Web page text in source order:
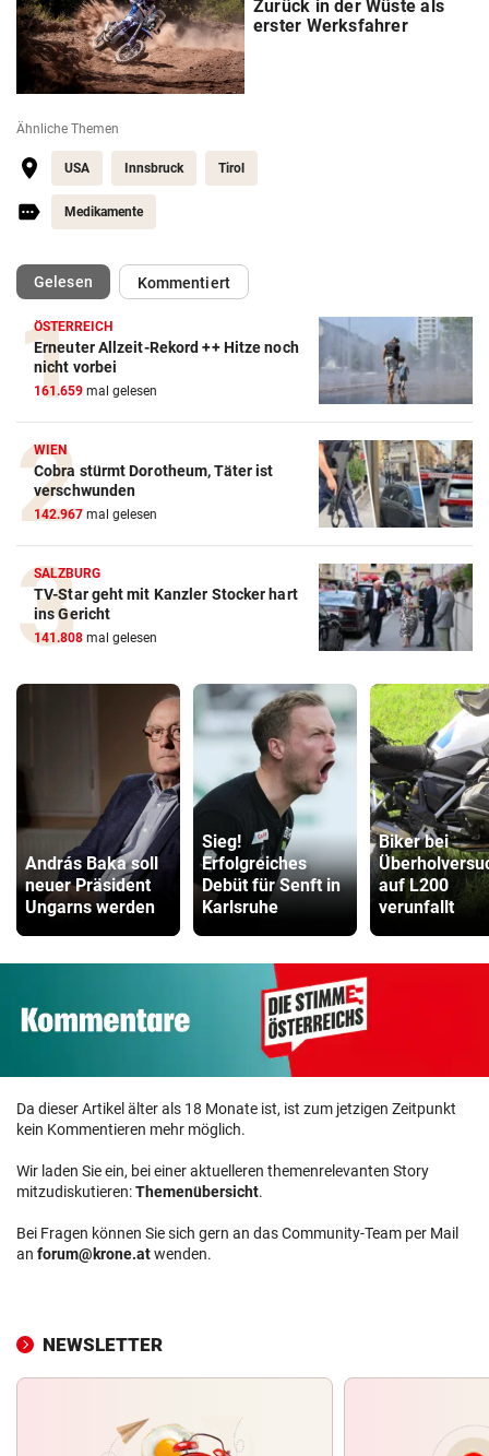
Zurück in der Wüste als
erster Werksfahrer
Ähnliche Themen
USA Innsbruck Tirol
Medikamente
Gelesen(ausgewählt)Kommentiert
ÖSTERREICH
Erneuter Allzeit-Rekord ++ Hitze noch
nicht vorbei
161.659 mal gelesen
WIEN
Cobra stürmt Dorotheum, Täter ist
verschwunden
142.967 mal gelesen
SALZBURG
TV-Star geht mit Kanzler Stocker hart
ins Gericht
141.808 mal gelesen
András Baka soll
neuer Präsident
Ungarns werden
Sieg!
Erfolgreiches
Debüt für Senft in
Karlsruhe
Biker bei
auf L200
verunfallt
Da dieser Artikel älter als 18 Monate ist, ist zum jetzigen Zeitpunkt
kein Kommentieren mehr möglich.
Wir laden Sie ein, bei einer aktuelleren themenrelevanten Story
mitzudiskutieren:Themenübersicht.
Bei Fragen können Sie sich gern an das Community-Team per Mail
an forum@krone.atwenden.
NEWSLETTER